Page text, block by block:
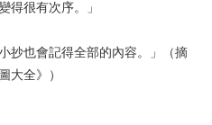
得很有次序。」
抄也會記得全部的內容。」（摘
大全》）